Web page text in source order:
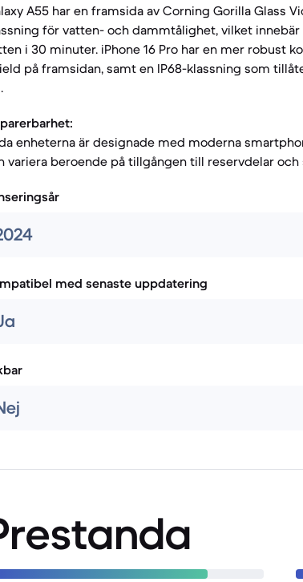
A55 har en framsida av Corning Gorilla Glass
för vatten- och dammtålighet, vilket
i 30 minuter. iPhone 16 Pro har en mer robust
på framsidan, samt en IP68-klassning som
enheterna är designade med moderna
variera beroende på tillgången till reservdelar och
med senaste uppdatering